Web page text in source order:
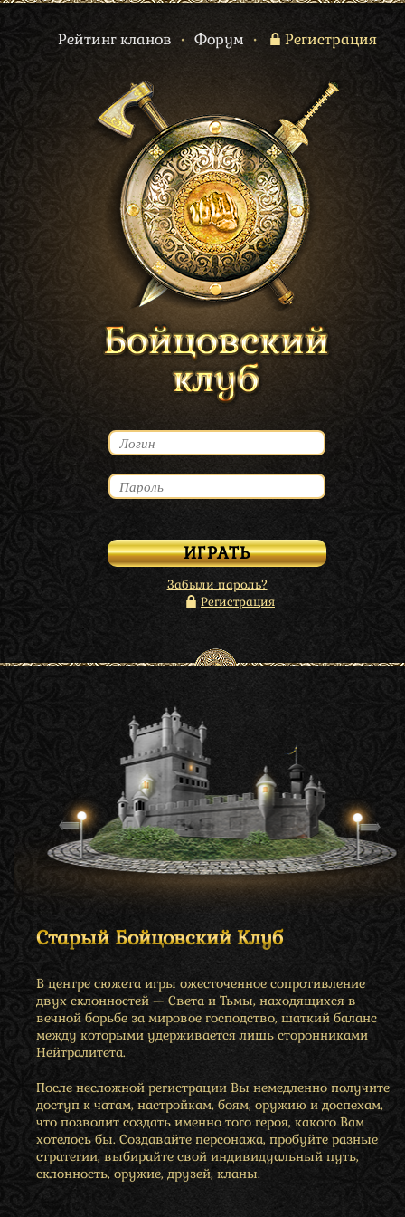
Рейтинг кланов • Форум • Регистрация
Забыли пароль?
Регистрация
Старый Бойцовский Клуб
В центре сюжета игры ожесточенное сопротивление
двух склонностей — Света и Тьмы, находящихся в
вечной борьбе за мировое господство, шаткий баланс
между которыми удерживается лишь сторонниками
Нейтралитета.
После несложной регистрации Вы немедленно получите
доступ к чатам, настройкам, боям, оружию и доспехам,
что позволит создать именно того героя, какого Вам
хотелось бы. Создавайте персонажа, пробуйте разные
стратегии, выбирайте свой индивидуальный путь,
склонность, оружие, друзей, кланы.